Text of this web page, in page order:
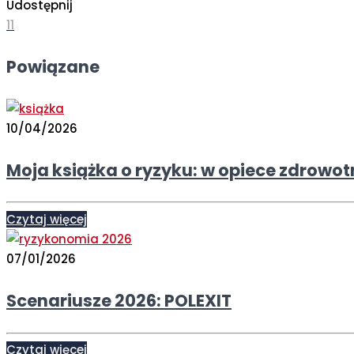
Udostępnij
11
Powiązane
10/04/2026
Moja książka o ryzyku: w opiece
Czytaj więcej
07/01/2026
Scenariusze 2026: POLEXIT
Czytaj więcej